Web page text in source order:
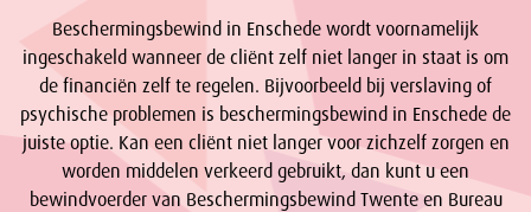
Beschermingsbewind in Enschede wordt voornamelijk
ingeschakeld wanneer de cliënt zelf niet langer in staat is om
de financiën zelf te regelen. Bijvoorbeeld bij verslaving of
psychische problemen is beschermingsbewind in Enschede de
juiste optie. Kan een cliënt niet langer voor zichzelf zorgen en
worden middelen verkeerd gebruikt, dan kunt u een
bewindvoerder van Beschermingsbewind Twente en Bureau